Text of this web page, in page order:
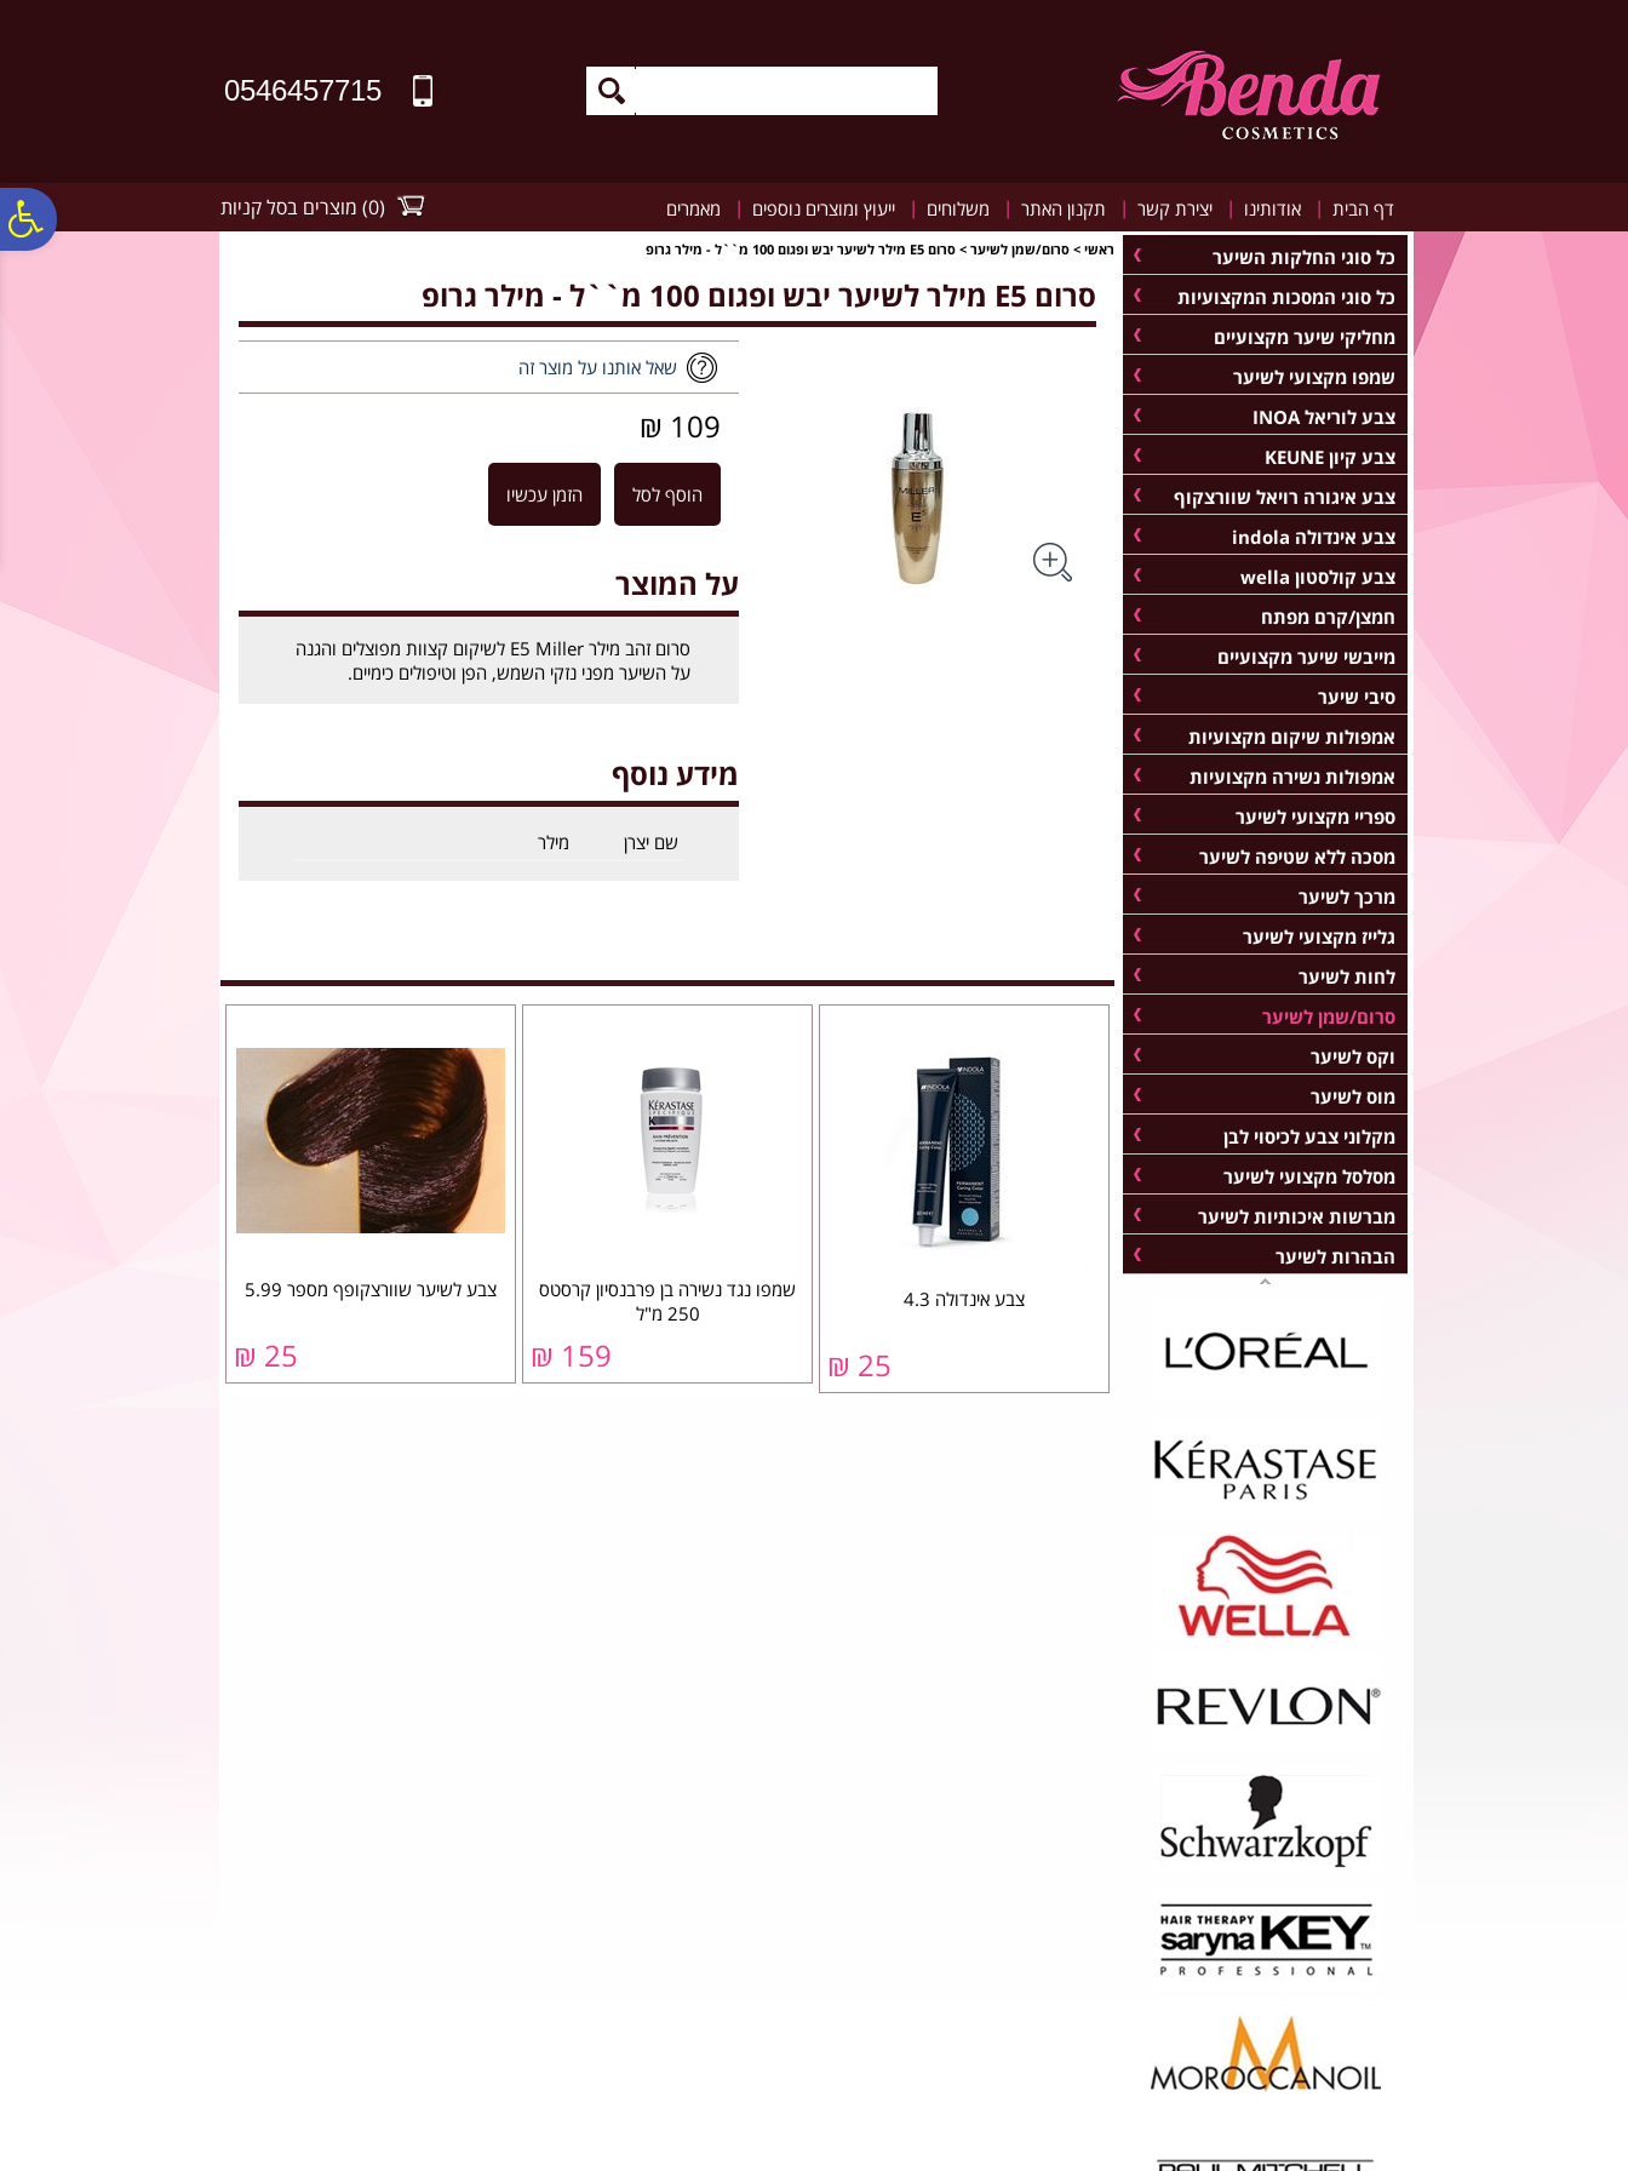
0546457715
דף הבית | אודותינו | יצירת קשר | תקנון האתר | משלוחים | ייעוץ ומוצרים נוספים | מאמרים (
0
) מוצרים בסל קניות
ראשי > סרום/שמן לשיער > סרום E5 מילר לשיער יבש ופגום 100 מ``ל - מילר גרופ
סרום E5 מילר לשיער יבש ופגום 100 מ``ל - מילר גרופ
שאל אותנו על מוצר זה
109 ₪
הוסף לסל הזמן עכשיו
על המוצר
סרום זהב מילר E5 Miller לשיקום קצוות מפוצלים והגנה
על השיער מפני נזקי השמש, הפן וטיפולים כימיים.
מידע נוסף
שם יצרן מילר
צבע אינדולה 4.3
25 ₪
שמפו נגד נשירה בן פרבנסיון קרסטס
250 מ"ל
159 ₪
צבע לשיער שוורצקופף מספר 5.99
25 ₪
כל סוגי החלקות השיער
כל סוגי המסכות המקצועיות
מחליקי שיער מקצועיים
שמפו מקצועי לשיער
צבע לוריאל INOA
צבע קיון KEUNE
צבע איגורה רויאל שוורצקוף
צבע אינדולה indola
צבע קולסטון wella
חמצן/קרם מפתח
מייבשי שיער מקצועיים
סיבי שיער
אמפולות שיקום מקצועיות
אמפולות נשירה מקצועיות
ספריי מקצועי לשיער
מסכה ללא שטיפה לשיער
מרכך לשיער
גלייז מקצועי לשיער
לחות לשיער
סרום/שמן לשיער
וקס לשיער
מוס לשיער
מקלוני צבע לכיסוי לבן
מסלסל מקצועי לשיער
מברשות איכותיות לשיער
הבהרות לשיער